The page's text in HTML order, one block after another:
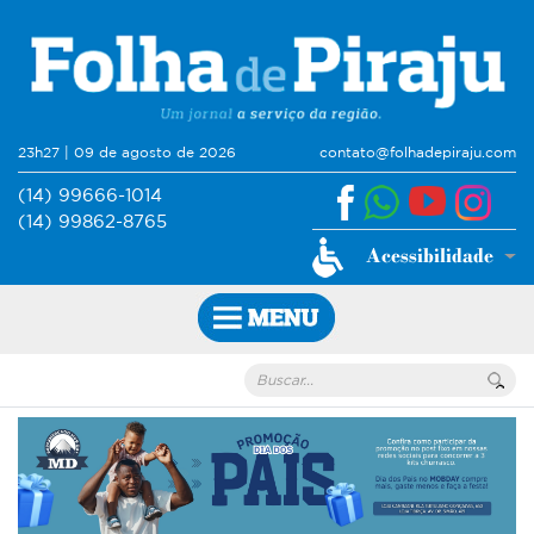
23h27 | 09 de agosto de 2026 contato@folhadepiraju.com
(14) 99666-1014
(14) 99862-8765